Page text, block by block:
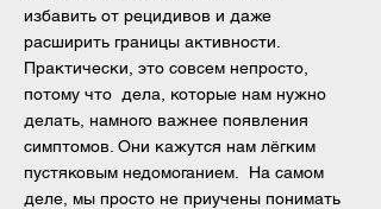
избавить от рецидивов и даже
расширить границы активности.
Практически, это совсем непросто,
потому что дела, которые нам нужно
делать, намного важнее появления
симптомов. Они кажутся нам лёгким
пустяковым недомоганием. На самом
деле, мы просто не приучены понимать